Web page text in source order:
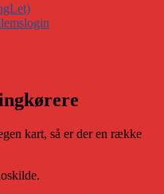
kart, så er der en række